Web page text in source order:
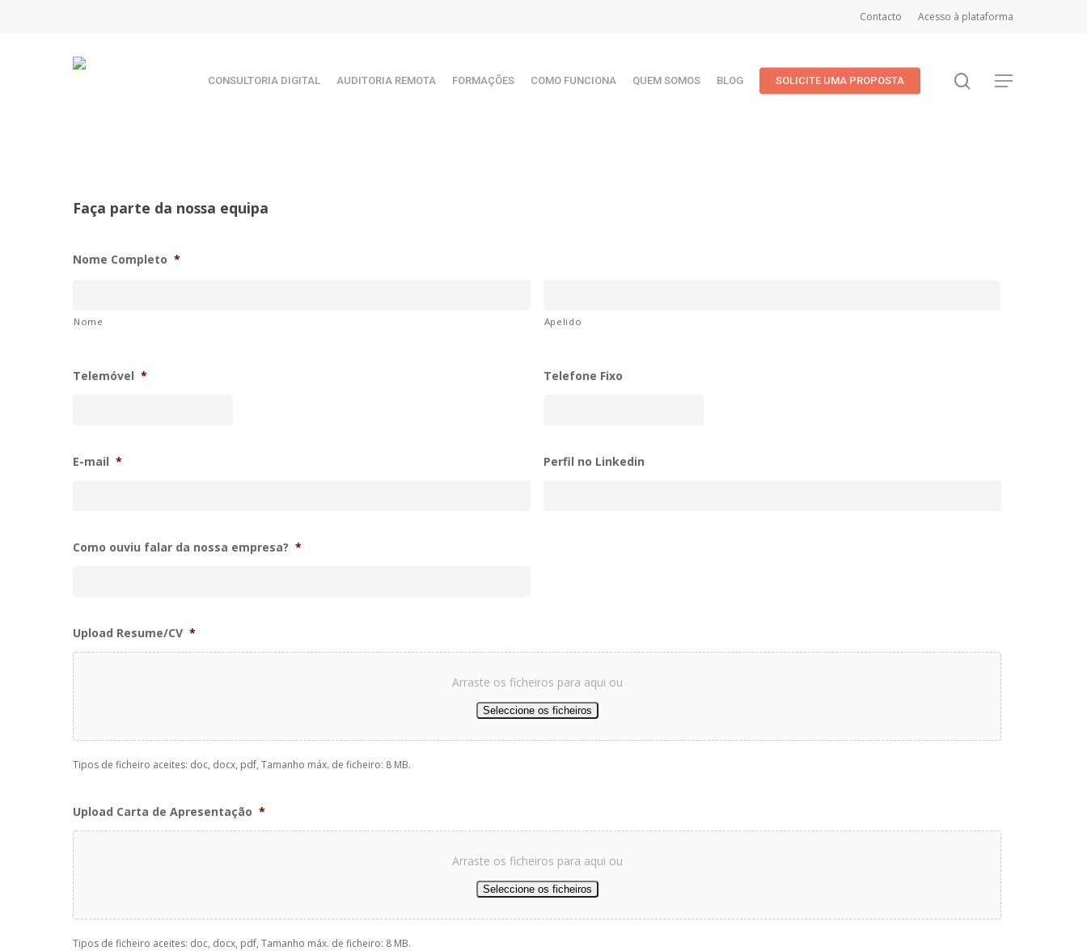
Contacto Acesso à plataforma
CONSULTORIA DIGITAL AUDITORIA REMOTA FORMAÇÕES COMO FUNCIONA QUEM SOMOS BLOG SOLICITE UMA PROPOSTA search
Menu
Faça parte da nossa equipa
Nome Completo *
Nome Apelido
Telemóvel * Telefone Fixo
E-mail * Perfil no Linkedin
Como ouviu falar da nossa empresa? *
Upload Resume/CV *
Arraste os ficheiros para aqui ou
Seleccione os ficheiros
Tipos de ficheiro aceites: doc, docx, pdf, Tamanho máx. de ficheiro: 8 MB.
Upload Carta de Apresentação *
Arraste os ficheiros para aqui ou
Seleccione os ficheiros
Tipos de ficheiro aceites: doc, docx, pdf, Tamanho máx. de ficheiro: 8 MB.